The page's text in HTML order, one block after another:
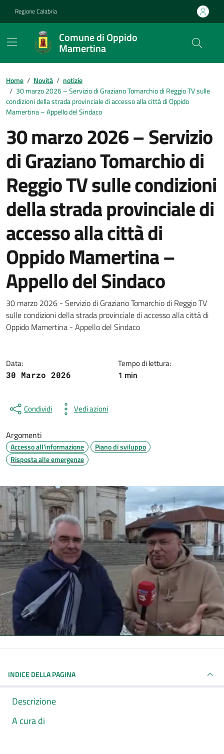
Regione Calabria
Comune di Oppido
Mamertina
Home / Novità / notizie
/ 30 marzo 2026 – Servizio di Graziano Tomarchio di Reggio TV sulle
condizioni della strada provinciale di accesso alla città di Oppido
Mamertina – Appello del Sindaco
30 marzo 2026 – Servizio
di Graziano Tomarchio di
Reggio TV sulle condizioni
della strada provinciale di
accesso alla città di
Oppido Mamertina –
Appello del Sindaco
Dettagli della notizia
30 marzo 2026 - Servizio di Graziano Tomarchio di Reggio TV
sulle condizioni della strada provinciale di accesso alla città di
Oppido Mamertina - Appello del Sindaco
Data:
30 Marzo 2026
Tempo di lettura:
1 min
Condividi Vedi azioni
Argomenti
Accesso all'informazione
Piano di sviluppo
Risposta alle emergenze
INDICE DELLA PAGINA
Descrizione
A cura di